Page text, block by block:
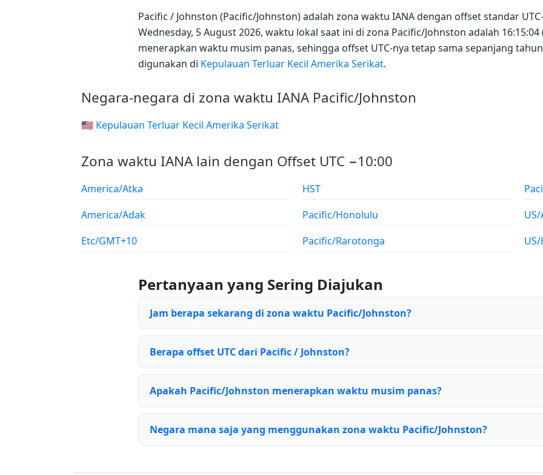
Pacific / Johnston (Pacific/Johnston) adalah zona waktu IANA dengan offset standar
Wednesday, 5 August 2026, waktu lokal saat ini di zona Pacific/Johnston adalah
menerapkan waktu musim panas, sehingga offset UTC-nya tetap sama sepanjang
digunakan di Kepulauan Terluar Kecil Amerika Serikat.
Negara-negara di zona waktu IANA Pacific/Johnston
🇺🇲 Kepulauan Terluar Kecil Amerika Serikat
Zona waktu IANA lain dengan Offset UTC −10:00
America/Atka
America/Adak
Etc/GMT+10
HST
Pacific/Honolulu
Pacific/Rarotonga
Pertanyaan yang Sering Diajukan
Jam berapa sekarang di zona waktu Pacific/Johnston?
Berapa offset UTC dari Pacific / Johnston?
Apakah Pacific/Johnston menerapkan waktu musim panas?
Negara mana saja yang menggunakan zona waktu Pacific/Johnston?